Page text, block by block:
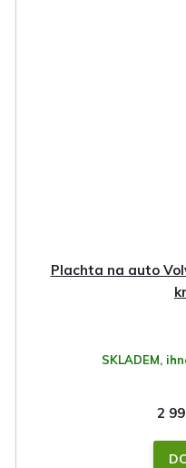
Plachta na auto
SKLADEM,
2